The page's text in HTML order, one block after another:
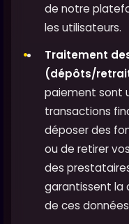
de notre
les utilisateurs.
Traitement
(dépôts/
paiement sont
transactions
déposer des
ou de retirer
des
garantissent la
de ces